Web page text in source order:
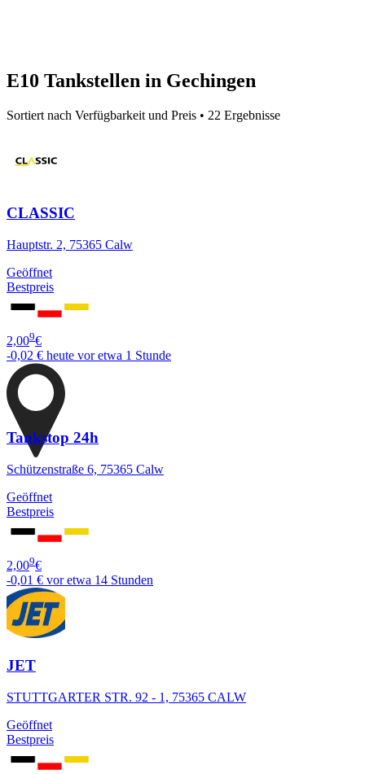
E10 Tankstellen in Gechingen
Sortiert nach Verfügbarkeit und Preis • 22 Ergebnisse
CLASSIC
Hauptstr. 2, 75365 Calw
Geöffnet
Bestpreis
2,009€
-0,02 € heute vor etwa 1 Stunde
Tankstop 24h
Schützenstraße 6, 75365 Calw
Geöffnet
Bestpreis
2,009€
-0,01 € vor etwa 14 Stunden
JET
STUTTGARTER STR. 92 - 1, 75365 CALW
Geöffnet
Bestpreis